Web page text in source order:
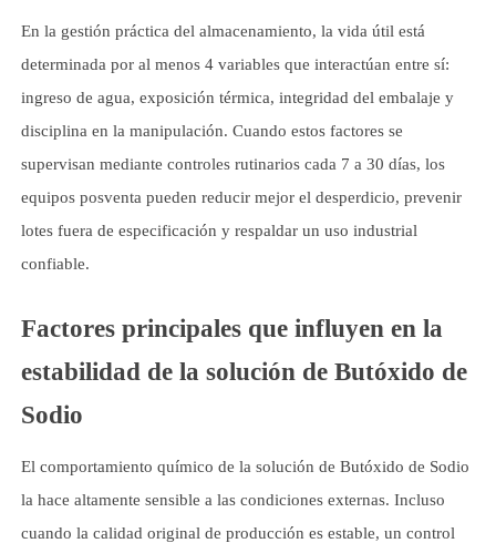
En la gestión práctica del almacenamiento, la vida útil está
determinada por al menos 4 variables que interactúan entre sí:
ingreso de agua, exposición térmica, integridad del embalaje y
disciplina en la manipulación. Cuando estos factores se
supervisan mediante controles rutinarios cada 7 a 30 días, los
equipos posventa pueden reducir mejor el desperdicio, prevenir
lotes fuera de especificación y respaldar un uso industrial
confiable.
Factores principales que influyen en la
estabilidad de la solución de Butóxido de
Sodio
El comportamiento químico de la solución de Butóxido de Sodio
la hace altamente sensible a las condiciones externas. Incluso
cuando la calidad original de producción es estable, un control